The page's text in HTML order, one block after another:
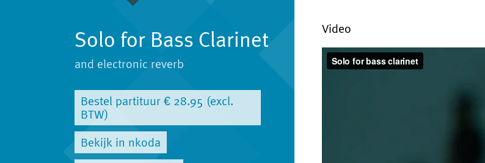
Solo for Bass Clarinet
and electronic reverb
Bestel partituur € 28.95 (excl.
BTW)
Bekijk in nkoda
Video